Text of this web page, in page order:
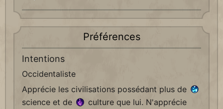
Préférences
Intentions
Occidentaliste
Apprécie les civilisations possédant plus de
science et de
culture que lui. N'apprécie